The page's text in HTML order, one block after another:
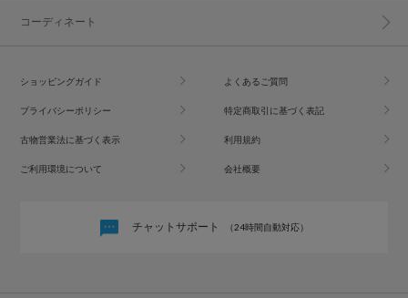
コーディネート
ショッピングガイド よくあるご質問
プライバシーポリシー 特定商取引に基づく表記
古物営業法に基づく表示 利用規約
ご利用環境について 会社概要
チャットサポート （24時間自動対応）